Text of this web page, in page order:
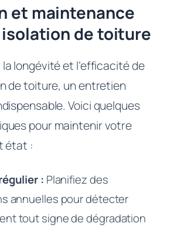
et maintenance
de toiture
longévité et l’efficacité de
de toiture, un entretien
Voici quelques
pour maintenir votre
état :
: Planifiez des
annuelles pour détecter
tout signe de dégradation